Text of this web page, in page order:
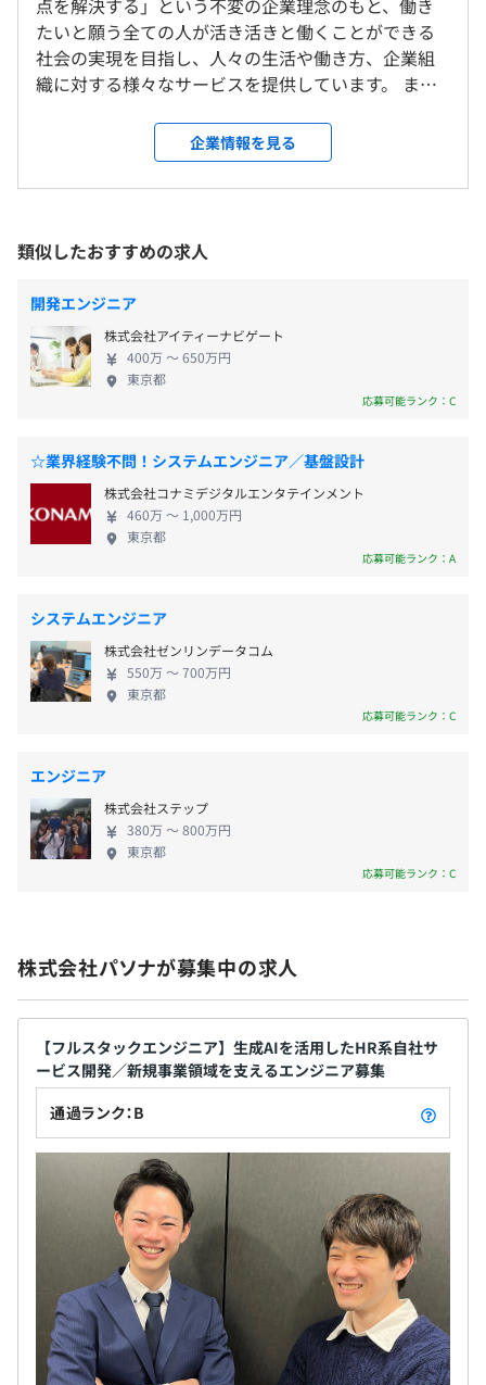
※全国転勤制ですが、転勤は稀となります。
就業場所の変更範囲
雇入時：東京本社、および自宅
変更範囲：会社の定める場所（テレワークを行う場所を含
・従業員に対する受動喫煙対策：あり
敷地内禁煙（喫煙場所あり）
・年収650万（37万+賞与など）プロジェクトマネジャー
・年収730万（50万／月額+賞与など）サービスマネジャ
・年収1,000万（74万／月額+賞与など）プロデューサー
9：00〜17：30（実働7.5時間）
※勤務地がお取引先企業の場合、変更の可能性がありま
す。
【年間休日120日以上】
・年次有給休暇
・結婚休暇
・忌引休暇
・裁判員特別休暇
・産前産後休暇
・育児・介護休業
・看護休暇
・チャレンジ休暇（勤続5年ごとに1週間の特別休暇）
※勤務先がお取引先企業（派遣先企業もしくは受託案件実
【有給休暇取得奨励】
・HAPPY HOLIDAY休暇（土日含み最大9連休取得可能）
・MY DAY休暇（誕生日月）
・マイケアデー（健康診断日）
・職位手当
・職務手当②（固定残業手当）
・時間外勤務手当
・深夜勤務手当
・法定休日勤務手当
・通勤手当
※各種手当は、個人毎の役割・状況に応じて支給いたしま
す。
点を解決する」という不変の企業理念のもと、働き
たいと願う全ての人が活き活きと働くことができる
社会の実現を目指し、人々の生活や働き方、企業組
織に対する様々なサービスを提供しています。 ま
「テクノロジー企業」として、ITソリューションの提
供や自社プロダクトの開発にも取り組んでいます。
【私たちのミッション】 人×テクノロジーの力で、
テクノロジーの力で人の価値を最大化し新たなビジ
ネスを創造する 私たちが目指すのは、テクノロジー
を活用することで、人が「人にしかできない仕事」
へシフトできる環境をつくり、人を活かす社会を実
現することです。 その実現に向けて、当社は4つの柱
を軸に事業を推進しています。 ▼1、お客様の内製化
支援 お客様（エンドユーザー）の目指す姿の実現に
み出す。 そして、企業社員の方々の人材育成におけ
る支援も行い、お客様自らがDXを推進できるよう伴
走する。 ▼2、プロダクト開発 社会課題・地域課題
に対し、どのように解決が出来るのか。 最適なテク
ノロジーを用いその解決に繋がるサービスを企画開
ジタル人材を育成するために、技術分野にとどまら
ない多様な研修と、 プロジェクト参画の機会を提供
する。 ▼４、地域のデジタル化 地域の課題にあわせ
て、テクノロジーを導入し、より豊かな街づくりと
市民のデジタルスキル向上の実現を目指す。 本当に
います。
企業情報を見る
類似したおすすめの求人
開発エンジニア
株式会社アイティーナビゲート
400万 〜 650万円
東京都
応募可能ランク：C
☆業界経験不問！システムエンジニア／基盤設計
株式会社コナミデジタルエンタテインメント
460万 〜 1,000万円
東京都
応募可能ランク：A
システムエンジニア
株式会社ゼンリンデータコム
550万 〜 700万円
東京都
応募可能ランク：C
エンジニア
株式会社ステップ
380万 〜 800万円
東京都
応募可能ランク：C
株式会社パソナが募集中の求人
【フルスタックエンジニア】生成AIを活用したHR系自社サ
ービス開発／新規事業領域を支えるエンジニア募集
通過ランク：B